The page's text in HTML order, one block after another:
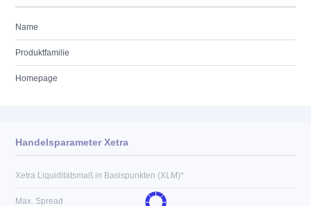
Name
Produktfamilie
Homepage
Handelsparameter Xetra
Xetra Liquiditätsmaß in Basispunkten (XLM)*
Max. Spread